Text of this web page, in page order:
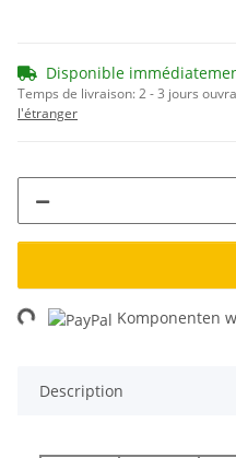
Disponible
Temps de livraison:2 - 3 jours
l'étranger
Komponenten
Description